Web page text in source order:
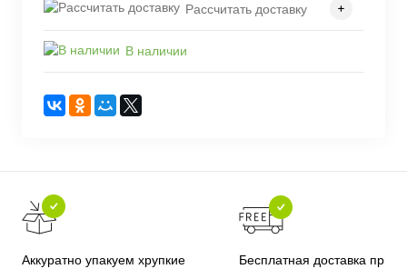
Рассчитать доставку
В наличии
Аккуратно упакуем хрупкие
Бесплатная доставка при